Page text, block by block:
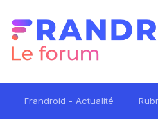
Frandroid - Actualité